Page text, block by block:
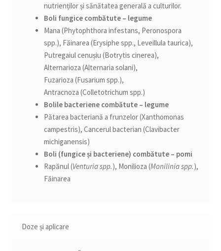
nutrienților și sănătatea generală a culturilor.
Boli fungice combătute – legume
Mana (Phytophthora infestans, Peronospora
spp.), Făinarea (Erysiphe spp., Leveillula taurica),
Putregaiul cenușiu (Botrytis cinerea),
Alternarioza (Alternaria solani),
Fuzarioza (Fusarium spp.),
Antracnoza (Colletotrichum spp.)
Bolile bacteriene combătute – legume
Pătarea bacteriană a frunzelor (Xanthomonas
campestris), Cancerul bacterian (Clavibacter
michiganensis)
Boli (fungice și bacteriene) combătute – pomi
Rapănul (Venturia spp.), Monilioza (Monilinia spp.),
Făinarea
Doze și aplicare